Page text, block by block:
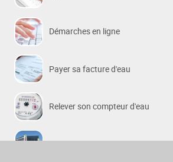
Démarches en ligne
Payer sa facture d'eau
Relever son compteur d'eau
Horaires des déchetteries